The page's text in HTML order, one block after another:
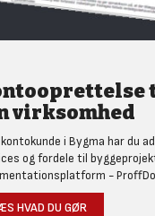
virksomhed
i Bygma har du
og fordele til
-
HVAD DU GØR